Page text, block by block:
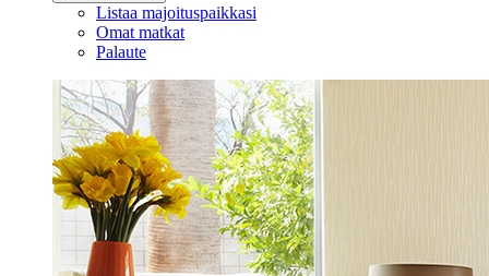
Listaa majoituspaikkasi
Omat matkat
Palaute